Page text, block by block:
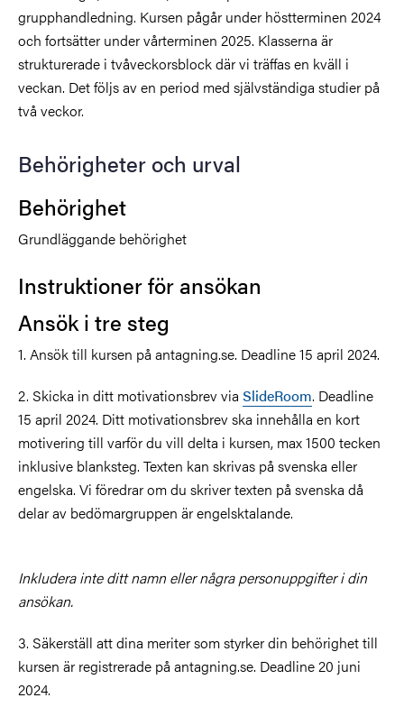
grupphandledning. Kursen pågår under höstterminen 2024
och fortsätter under vårterminen 2025. Klasserna är
strukturerade i tvåveckorsblock där vi träffas en kväll i
veckan. Det följs av en period med självständiga studier på
två veckor.
Behörigheter och urval
Behörighet
Grundläggande behörighet
Instruktioner för ansökan
Ansök i tre steg
1. Ansök till kursen på antagning.se. Deadline 15 april 2024.
2. Skicka in ditt motivationsbrev via SlideRoom. Deadline
15 april 2024. Ditt motivationsbrev ska innehålla en kort
motivering till varför du vill delta i kursen, max 1500 tecken
inklusive blanksteg. Texten kan skrivas på svenska eller
engelska. Vi föredrar om du skriver texten på svenska då
delar av bedömargruppen är engelsktalande.
Inkludera inte ditt namn eller några personuppgifter i din
ansökan.
3. Säkerställ att dina meriter som styrker din behörighet till
kursen är registrerade på antagning.se. Deadline 20 juni
2024.